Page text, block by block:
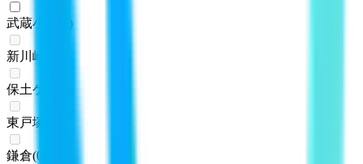
武蔵小杉 )
新川崎
保土ケ谷
東戸塚
鎌倉(0